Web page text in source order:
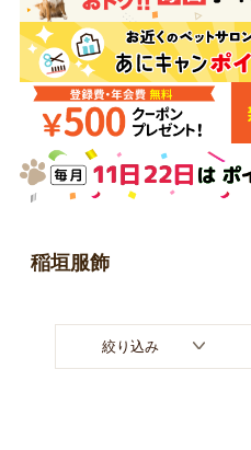
ドッグフード
美容・ケア用品
日用品（デイリー）
あにまるキャンパスについて
アフターサービス
商品リクエスト
お問い合わせ
稲垣服飾
絞り込み